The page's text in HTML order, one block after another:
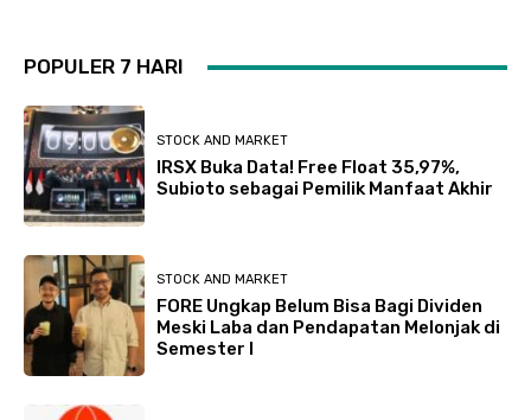
POPULER 7 HARI
STOCK AND MARKET
IRSX Buka Data! Free Float 35,97%,
Subioto sebagai Pemilik Manfaat Akhir
STOCK AND MARKET
FORE Ungkap Belum Bisa Bagi Dividen
Meski Laba dan Pendapatan Melonjak di
Semester I